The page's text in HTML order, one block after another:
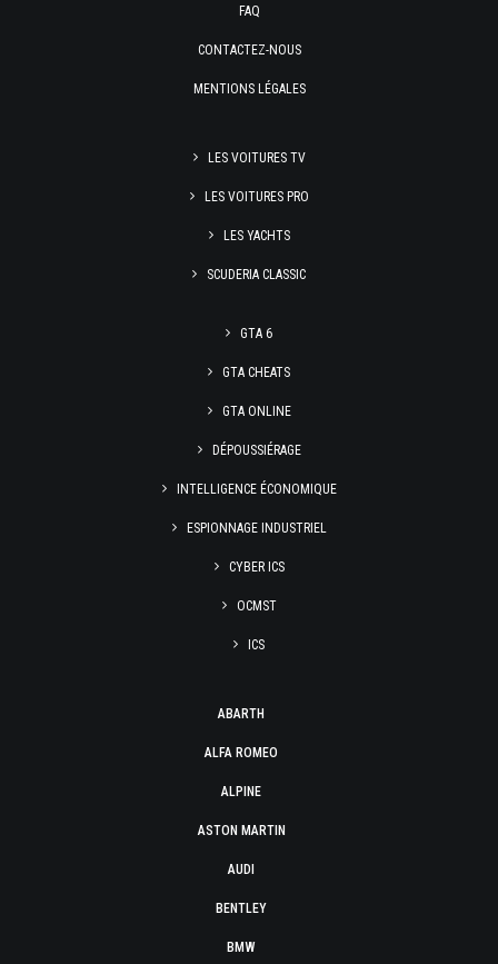
FAQ
CONTACTEZ-NOUS
MENTIONS LÉGALES
LES VOITURES TV
LES VOITURES PRO
LES YACHTS
SCUDERIA CLASSIC
GTA 6
GTA CHEATS
GTA ONLINE
DÉPOUSSIÉRAGE
INTELLIGENCE ÉCONOMIQUE
ESPIONNAGE INDUSTRIEL
CYBER ICS
OCMST
ICS
ABARTH
ALFA ROMEO
ALPINE
ASTON MARTIN
AUDI
BENTLEY
BMW